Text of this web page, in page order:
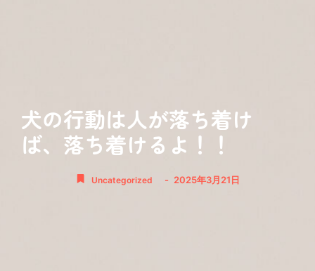
犬の行動は人が落ち着け
ば、落ち着けるよ！！
Uncategorized - 2025年3月21日